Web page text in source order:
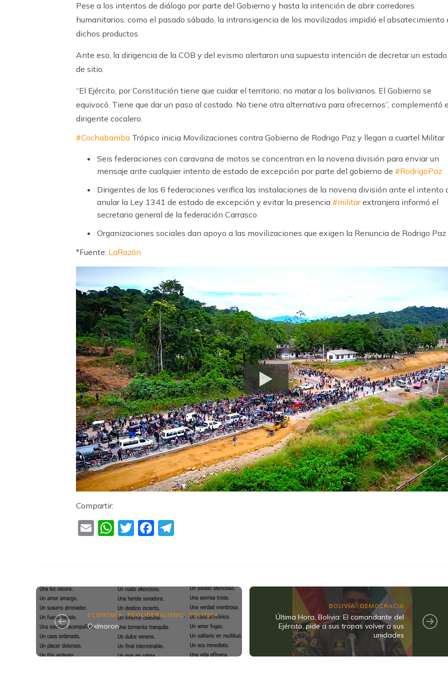
Pese a los intentos de diálogo por parte del Gobierno y hasta la intención de abrir corredores
humanitarios, como el pasado sábado, la intransigencia de los movilizados impidió el absatecimiento
dichos productos.
Ante eso, la dirigencia de la COB y del evismo alertaron una supuesta intención de decretar un estado
de sitio.
“El Ejército, por Constitución tiene que cuidar el territorio; no matar a los bolivianos. El Gobierno se
equivocó. Tiene que dar un paso al costado. No tiene otra alternativa para ofrecernos”, complementó
dirigente cocalero.
#Cochabamba Trópico inicia Movilizaciones contra Gobierno de Rodrigo Paz y llegan a cuartel Militar
Seis federaciones con caravana de motos se concentran en la novena división para enviar un
mensaje ante cualquier intento de estado de excepción por parte del gobierno de #RodrigoPaz
Dirigentes de las 6 federaciones verifica las instalaciones de la novena división ante el intento
anular la Ley 1341 de estado de excepción y evitar la presencia #militarextranjera informó el
secretario general de la federación Carrasco
Organizaciones sociales dan apoyo a las movilizaciones que exigen la Renuncia de Rodrigo Paz
*Fuente: LaRazón
Compartir:
EmailWhatsApp
TwitterFacebook
ECONOMÍA , NEOLIBERALISMO POLITICA
Oxímoron
BOLIVIA DEMOCRACIA
Última Hora, Bolivia: El comandante del
Ejército, pide a sus tropas volver a sus
unidades